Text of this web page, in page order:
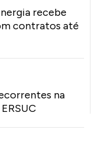
recebe
contratos até
na